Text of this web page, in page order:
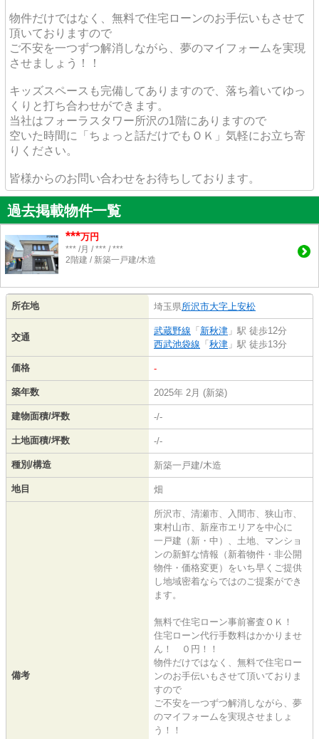
物件だけではなく、無料で住宅ローンのお手伝いもさせて
頂いておりますので
ご不安を一つずつ解消しながら、夢のマイフォームを実現
させましょう！！
キッズスペースも完備してありますので、落ち着いてゆっ
くりと打ち合わせができます。
当社はフォーラスタワー所沢の1階にありますので
空いた時間に「ちょっと話だけでもＯＫ」気軽にお立ち寄
りください。
皆様からのお問い合わせをお待ちしております。
過去掲載物件一覧
***万円
*** /月 / *** / ***
2階建 / 新築一戸建/木造
所在地 埼玉県所沢市大字上安松
交通
武蔵野線 「 新秋津 」駅 徒歩12分
西武池袋線 「 秋津 」駅 徒歩13分
価格 -
築年数 2025年 2月 (新築)
建物面積/坪数 -/-
土地面積/坪数 -/-
種別/構造 新築一戸建/木造
地目 畑
備考
所沢市、清瀬市、入間市、狭山市、
東村山市、新座市エリアを中心に
一戸建（新・中）、土地、マンショ
ンの新鮮な情報（新着物件・非公開
物件・価格変更）をいち早くご提供
し地域密着ならではのご提案ができ
ます。
無料で住宅ローン事前審査ＯＫ！
住宅ローン代行手数料はかかりませ
ん！ ０円！！
物件だけではなく、無料で住宅ロー
ンのお手伝いもさせて頂いておりま
すので
ご不安を一つずつ解消しながら、夢
のマイフォームを実現させましょ
う！！